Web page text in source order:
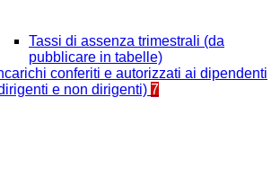
Tassi di assenza trimestrali (da
pubblicare in tabelle)
conferiti e autorizzati ai dipendenti
e non dirigenti) 7